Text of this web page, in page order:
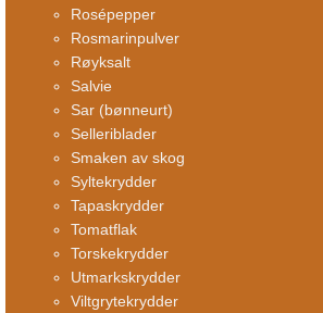
Rosépepper
Rosmarinpulver
Røyksalt
Salvie
Sar (bønneurt)
Selleriblader
Smaken av skog
Syltekrydder
Tapaskrydder
Tomatflak
Torskekrydder
Utmarkskrydder
Viltgrytekrydder